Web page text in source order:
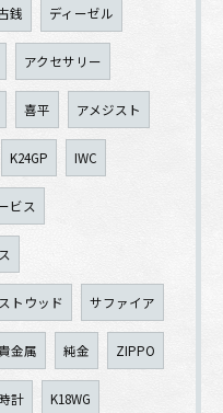
銭 ディーゼル
アクセサリー
喜平 アメジスト
K24GP IWC
ビス
トウッド サファイア
金属 純金 ZIPPO
計 K18WG